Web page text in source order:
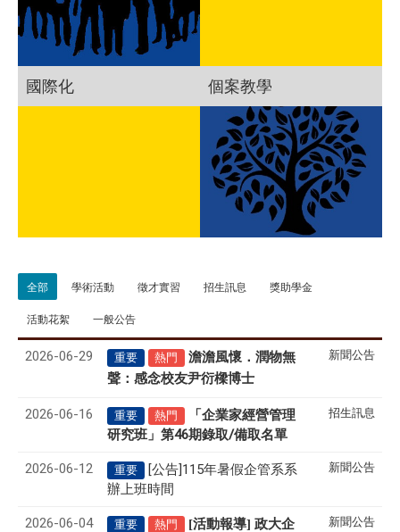
國際化 個案教學
全部 學術活動 徵才實習 招生訊息 獎助學金
活動花絮 一般公告
2026-06-29 重要 熱門
澹澹風懷．潤物無
聲 ： 感念校友尹衍樑博士
新聞公告
2026-06-16 重要 熱門
「企業家經營管理
研究班」第46期錄取/備取名單
招生訊息
2026-06-12 重要
[公告]115年暑假企管系系
辦上班時間
新聞公告
2026-06-04 重要 熱門
[活動報導] 政大企
新聞公告